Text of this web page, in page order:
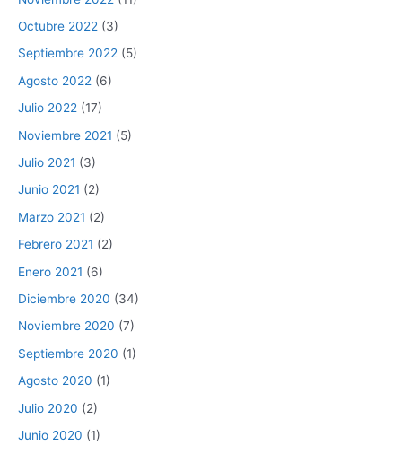
Octubre 2022 (3)
Septiembre 2022 (5)
Agosto 2022 (6)
Julio 2022 (17)
Noviembre 2021 (5)
Julio 2021 (3)
Junio 2021 (2)
Marzo 2021 (2)
Febrero 2021 (2)
Enero 2021 (6)
Diciembre 2020 (34)
Noviembre 2020 (7)
Septiembre 2020 (1)
Agosto 2020 (1)
Julio 2020 (2)
Junio 2020 (1)